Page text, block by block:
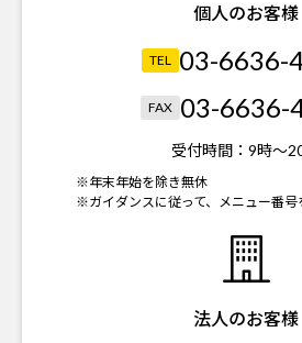
個人のお客様
TEL 03-6636-
FAX 03-6636-
受付時間： 9時～
※年末年始を除き無休
※ガイダンスに従って、メニュー番号
法人のお客様